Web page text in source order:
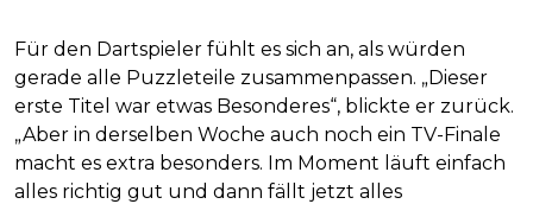
Für den Dartspieler fühlt es sich an, als würden
gerade alle Puzzleteile zusammenpassen. „Dieser
erste Titel war etwas Besonderes“, blickte er zurück.
„Aber in derselben Woche auch noch ein TV-Finale
macht es extra besonders. Im Moment läuft einfach
alles richtig gut und dann fällt jetzt alles